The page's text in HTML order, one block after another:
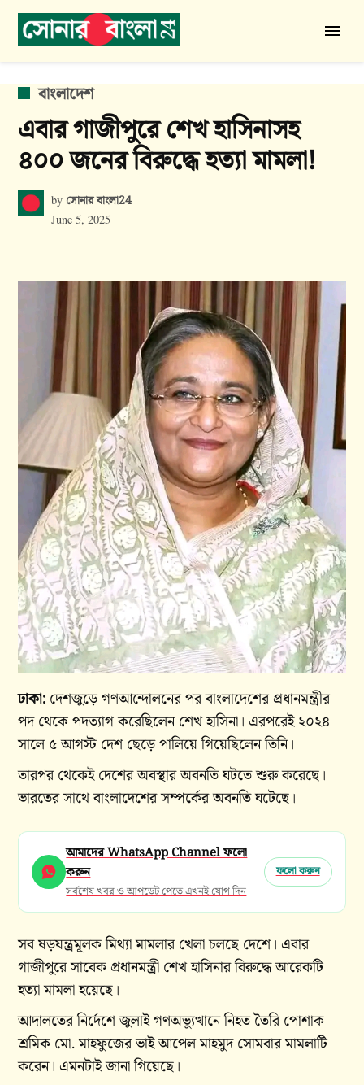
Skip
বাংলা
24
POSTED
বাংলাদেশ
এবার গাজীপুরে শেখ হাসিনাসহ
৪০০ জনের বিরুদ্ধে হত্যা মামলা!
by সোনার বাংলা24
June 5, 2025
ঢাকা: দেশজুড়ে গণআন্দোলনের পর বাংলাদেশের প্রধানমন্ত্রীর
পদ থেকে পদত্যাগ করেছিলেন শেখ হাসিনা। এরপরেই ২০২৪
সালে ৫ আগস্ট দেশ ছেড়ে পালিয়ে গিয়েছিলেন তিনি।
তারপর থেকেই দেশের অবস্থার অবনতি ঘটতে শুরু করেছে।
ভারতের সাথে বাংলাদেশের সম্পর্কের অবনতি ঘটেছে।
আমাদের WhatsApp Channel ফলো
করুন
সর্বশেষ খবর ও আপডেট পেতে এখনই যোগ দিন
ফলো করুন
সব ষড়যন্ত্রমূলক মিথ্যা মামলার খেলা চলছে দেশে। এবার
গাজীপুরে সাবেক প্রধানমন্ত্রী শেখ হাসিনার বিরুদ্ধে আরেকটি
হত্যা মামলা হয়েছে।
আদালতের নির্দেশে জুলাই গণঅভ্যুত্থানে নিহত তৈরি পোশাক
শ্রমিক মো. মাহফুজের ভাই আপেল মাহমুদ সোমবার মামলাটি
করেন। এমনটাই জানা গিয়েছে।